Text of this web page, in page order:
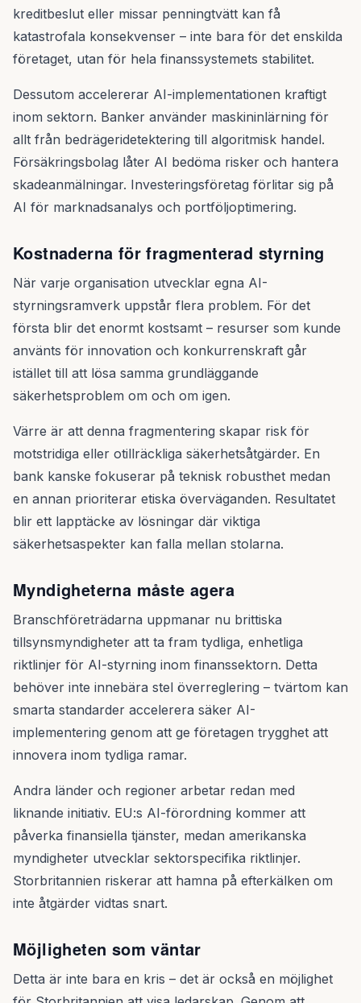
kreditbeslut eller missar penningtvätt kan få
katastrofala konsekvenser – inte bara för det enskilda
företaget, utan för hela finanssystemets stabilitet.
Dessutom accelererar AI-implementationen kraftigt
inom sektorn. Banker använder maskininlärning för
allt från bedrägeridetektering till algoritmisk handel.
Försäkringsbolag låter AI bedöma risker och hantera
skadeanmälningar. Investeringsföretag förlitar sig på
AI för marknadsanalys och portföljoptimering.
Kostnaderna för fragmenterad styrning
När varje organisation utvecklar egna AI-
styrningsramverk uppstår flera problem. För det
första blir det enormt kostsamt – resurser som kunde
använts för innovation och konkurrenskraft går
istället till att lösa samma grundläggande
säkerhetsproblem om och om igen.
Värre är att denna fragmentering skapar risk för
motstridiga eller otillräckliga säkerhetsåtgärder. En
bank kanske fokuserar på teknisk robusthet medan
en annan prioriterar etiska överväganden. Resultatet
blir ett lapptäcke av lösningar där viktiga
säkerhetsaspekter kan falla mellan stolarna.
Myndigheterna måste agera
Branschföreträdarna uppmanar nu brittiska
tillsynsmyndigheter att ta fram tydliga, enhetliga
riktlinjer för AI-styrning inom finanssektorn. Detta
behöver inte innebära stel överreglering – tvärtom kan
smarta standarder accelerera säker AI-
implementering genom att ge företagen trygghet att
innovera inom tydliga ramar.
Andra länder och regioner arbetar redan med
liknande initiativ. EU:s AI-förordning kommer att
påverka finansiella tjänster, medan amerikanska
myndigheter utvecklar sektorspecifika riktlinjer.
Storbritannien riskerar att hamna på efterkälken om
inte åtgärder vidtas snart.
Möjligheten som väntar
Detta är inte bara en kris – det är också en möjlighet